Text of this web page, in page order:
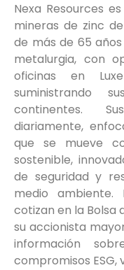
Nexa Resources
mineras de zinc
de más de 65
metalurgia, con
oficinas en
suministrando
continentes.
diariamente,
que se mueve
sostenible,
de seguridad y
medio ambiente.
cotizan en la Bolsa
su accionista
información
compromisos ESG,